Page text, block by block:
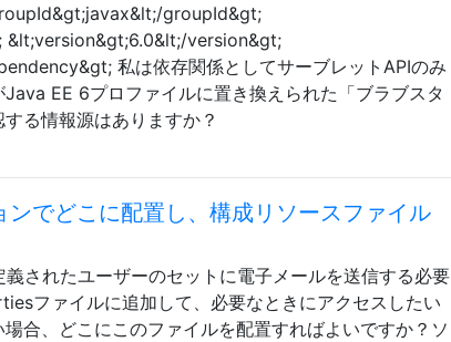
groupId&gt;
version&gt;
私は依存関係としてサーブレットAPIのみ
EE 6プロファイルに置き換えられた「ブラブスタ
る情報源はありますか？
でどこに配置し、構成リソースファイル
されたユーザーのセットに電子メールを送信する必要
ファイルに追加して、必要なときにアクセスしたい
合、どこにこのファイルを配置すればよいですか？ソ